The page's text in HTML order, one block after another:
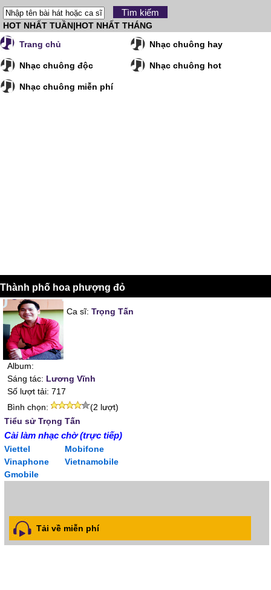
HOT NHẤT TUẦN|HOT NHẤT THÁNG
Trang chủ
Nhạc chuông hay
Nhạc chuông độc Nhạc chuông hot
Nhạc chuông miễn phí
Thành phố hoa phượng đỏ
Ca sĩ: Trọng Tấn
Album:
Sáng tác: Lương Vĩnh
Số lượt tải: 717
Bình chọn:
(2 lượt)
Tiểu sử Trọng Tấn
Cài làm nhạc chờ (trực tiếp)
Viettel
Mobifone
Vinaphone
Vietnamobile
Gmobile
Tải về miễn phí